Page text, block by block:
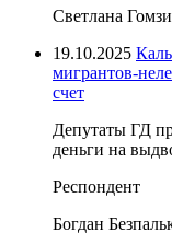
Светлана
19.10.2025
мигрантов-
счет
Депутаты ГД
деньги на
Респондент
Богдан